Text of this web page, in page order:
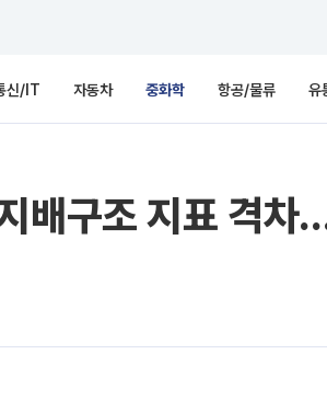
신/IT 자동차 중화학 항공/물류 유
지배구조 지표 격